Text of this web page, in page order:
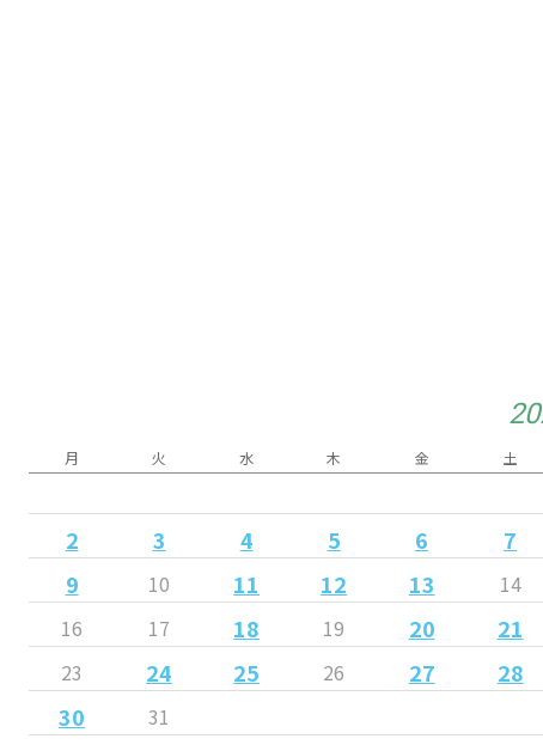
月 火 水 木 金 土
2 3 4 5 6 7
9
10 11 12 13 14
16 17 18 19 20 21
23
24 25 26 27 28
30
31